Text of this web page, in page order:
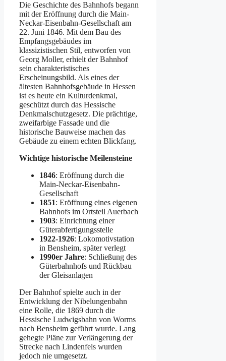
Die Geschichte des Bahnhofs begann
mit der Eröffnung durch die Main-
Neckar-Eisenbahn-Gesellschaft am
22. Juni 1846. Mit dem Bau des
Empfangsgebäudes im
klassizistischen Stil, entworfen von
Georg Moller, erhielt der Bahnhof
sein charakteristisches
Erscheinungsbild. Als eines der
ältesten Bahnhofsgebäude in Hessen
ist es heute ein Kulturdenkmal,
geschützt durch das Hessische
Denkmalschutzgesetz. Die prächtige,
zweifarbige Fassade und die
historische Bauweise machen das
Gebäude zu einem echten Blickfang.
Wichtige historische Meilensteine
1846: Eröffnung durch die
Main-Neckar-Eisenbahn-
Gesellschaft
1851: Eröffnung eines eigenen
Bahnhofs im Ortsteil Auerbach
1903: Einrichtung einer
Güterabfertigungsstelle
1922-1926: Lokomotivstation
in Bensheim, später verlegt
1990er Jahre: Schließung des
Güterbahnhofs und Rückbau
der Gleisanlagen
Der Bahnhof spielte auch in der
Entwicklung der Nibelungenbahn
eine Rolle, die 1869 durch die
Hessische Ludwigsbahn von Worms
nach Bensheim geführt wurde. Lang
gehegte Pläne zur Verlängerung der
Strecke nach Lindenfels wurden
jedoch nie umgesetzt.